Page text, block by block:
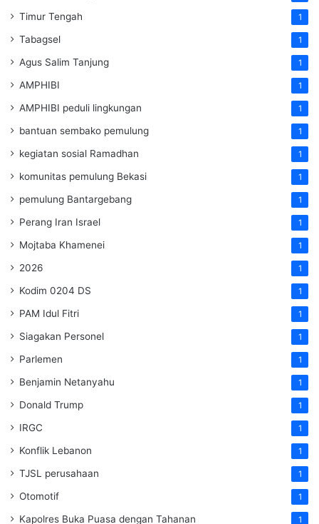
Timur Tengah 1
Tabagsel 1
Agus Salim Tanjung 1
AMPHIBI 1
AMPHIBI peduli lingkungan 1
bantuan sembako pemulung 1
kegiatan sosial Ramadhan 1
komunitas pemulung Bekasi 1
pemulung Bantargebang 1
Perang Iran Israel 1
Mojtaba Khamenei 1
2026 1
Kodim 0204 DS 1
PAM Idul Fitri 1
Siagakan Personel 1
Parlemen 1
Benjamin Netanyahu 1
Donald Trump 1
IRGC 1
Konflik Lebanon 1
TJSL perusahaan 1
Otomotif 1
Kapolres Buka Puasa dengan Tahanan 1